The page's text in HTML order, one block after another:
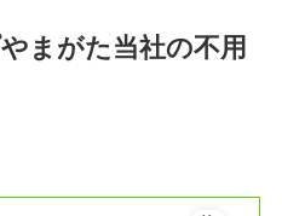
まがた当社の不用